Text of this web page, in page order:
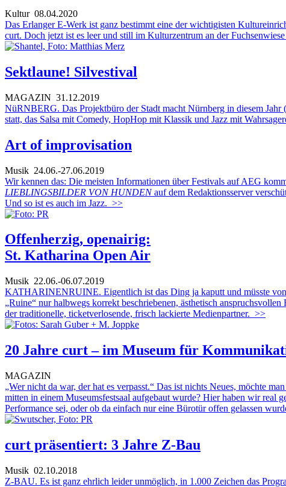
Kultur08.04.2020
Das Erlanger E-Werk ist ganz bestimmt eine der wichtigisten
curt. Doch jetzt ist es leer und still im Kulturzentrum an der
Sektlaune! Silvestival
MAGAZIN 31.12.2019
NüRNBERG. Das Projektbüro der Stadt macht Nürnberg in diesem
statt, das Salsa mit Comedy, HopHop mit Klassik und Jazz mit
Art of improvisation
Musik 24.06.-27.06.2019
Wir kennen das: Die meisten Informationen über Festivals auf AEG
LIEBLINGSBILDER VON HUNDENauf dem Redaktionsserver
Und so ist es auch im Jazz. >>
Offenherzig, openairig:
St. Katharina Open Air
Musik 22.06.-06.07.2019
KATHARINENRUINE. Eigentlich ist das Ding ja kaputt und müsste
„Ruine“ nur halbwegs korrekt beschriebenen, ästhetisch
der traditionelle, ticketverlosende, frisch lackierte Medienpartner. >>
20 Jahre curt – im Museum für
MAGAZIN
„Wer nicht da war, der hat es verpasst.“ Das ist nichts Neues, möchte
mitten in einem Museumsfestsaal aufgebaut wurde? Hier haben wir real
Performance sei, oder ob da einfach nur eine Bürotür offen gelassen
curt präsentiert: 3 Jahre Z-Bau
Musik 02.10.2018
Z-BAU. Es ist ganz ehrlich leider unmöglich, in 1.000 Zeichen das